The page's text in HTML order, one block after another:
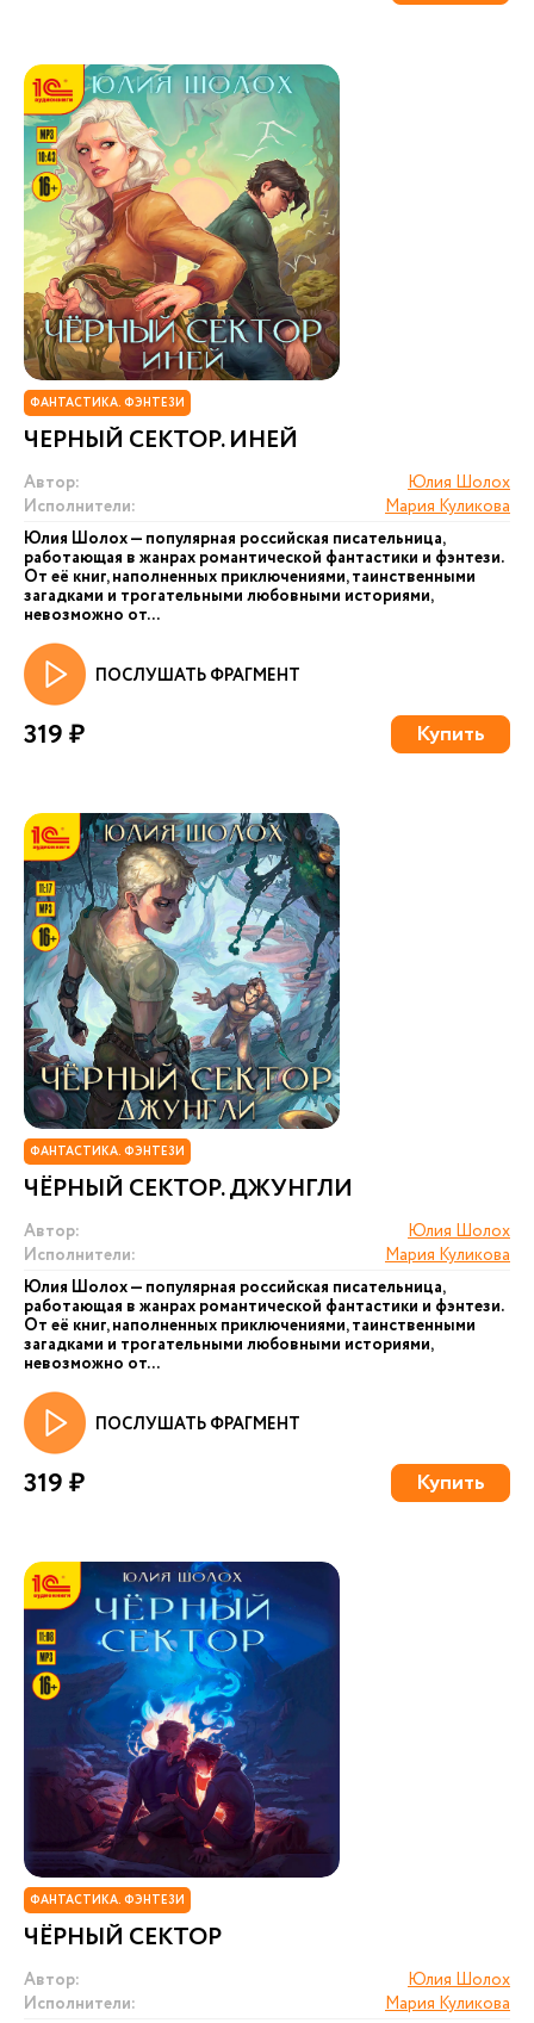
ФАНТАСТИКА. ФЭНТЕЗИ
ЧЕРНЫЙ СЕКТОР. ИНЕЙ
Автор:
Юлия Шолох
Исполнители:
Мария Куликова
Юлия Шолох — популярная российская писательница,
работающая в жанрах романтической фантастики и фэнтези.
От её книг, наполненных приключениями, таинственными
загадками и трогательными любовными историями,
невозможно от...
ПОСЛУШАТЬ ФРАГМЕНТ
319 ₽ Купить
ФАНТАСТИКА. ФЭНТЕЗИ
ЧЁРНЫЙ СЕКТОР. ДЖУНГЛИ
Автор:
Юлия Шолох
Исполнители:
Мария Куликова
Юлия Шолох — популярная российская писательница,
работающая в жанрах романтической фантастики и фэнтези.
От её книг, наполненных приключениями, таинственными
загадками и трогательными любовными историями,
невозможно от...
ПОСЛУШАТЬ ФРАГМЕНТ
319 ₽ Купить
ФАНТАСТИКА. ФЭНТЕЗИ
ЧЁРНЫЙ СЕКТОР
Автор:
Юлия Шолох
Исполнители:
Мария Куликова